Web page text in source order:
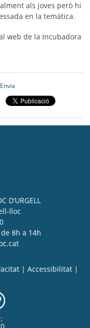
als joves però hi
en la temàtica.
web de la Incubadora
Envia
D’URGELL
lloc
8h a 14h
| Accessibilitat |